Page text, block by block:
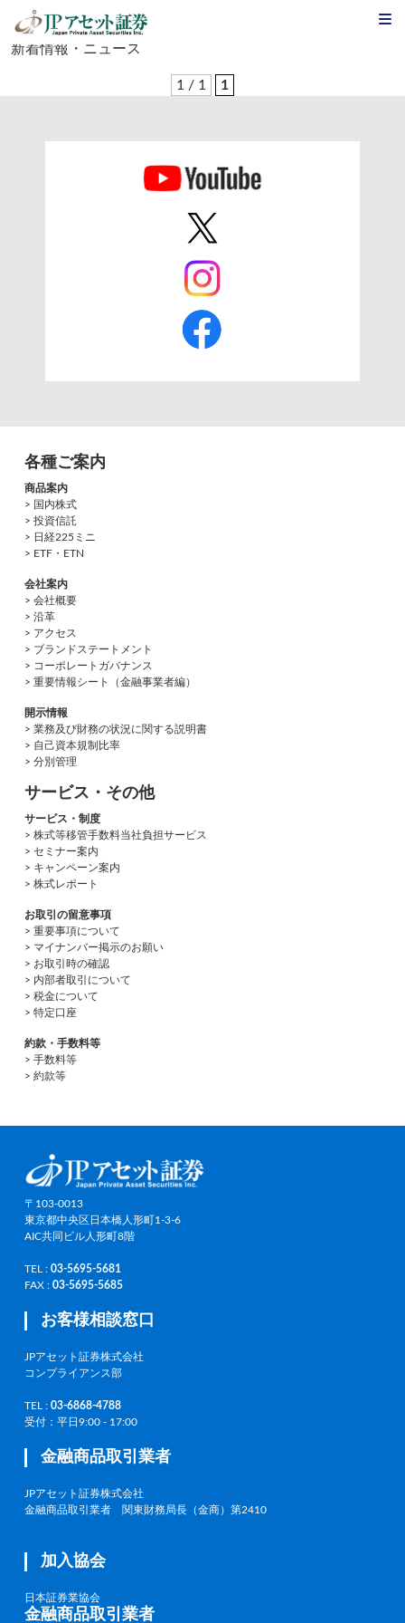
NEWS
新着情報・ニュース
1 / 1 1
各種ご案内
商品案内
> 国内株式
> 投資信託
> 日経225ミニ
> ETF・ETN
会社案内
> 会社概要
> 沿革
> アクセス
> ブランドステートメント
> コーポレートガバナンス
> 重要情報シート（金融事業者編）
開示情報
> 業務及び財務の状況に関する説明書
> 自己資本規制比率
> 分別管理
サービス・その他
サービス・制度
> 株式等移管手数料当社負担サービス
> セミナー案内
> キャンペーン案内
> 株式レポート
お取引の留意事項
> 重要事項について
> マイナンバー掲示のお願い
> お取引時の確認
> 内部者取引について
> 税金について
> 特定口座
約款・手数料等
> 手数料等
> 約款等
〒103-0013
東京都中央区日本橋人形町1-3-6
AIC共同ビル人形町8階
TEL : 03-5695-5681
FAX : 03-5695-5685
お客様相談窓口
JPアセット証券株式会社
コンプライアンス部
TEL : 03-6868-4788
受付：平日9:00 - 17:00
金融商品取引業者
JPアセット証券株式会社
金融商品取引業者 関東財務局長（金商）第2410
加入協会
日本証券業協会
金融商品取引業者